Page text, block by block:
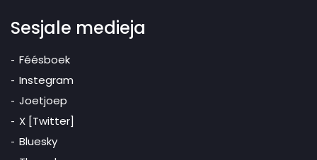
Sesjale medieja
Féésboek
Instegram
Joetjoep
X [Twitter]
Bluesky